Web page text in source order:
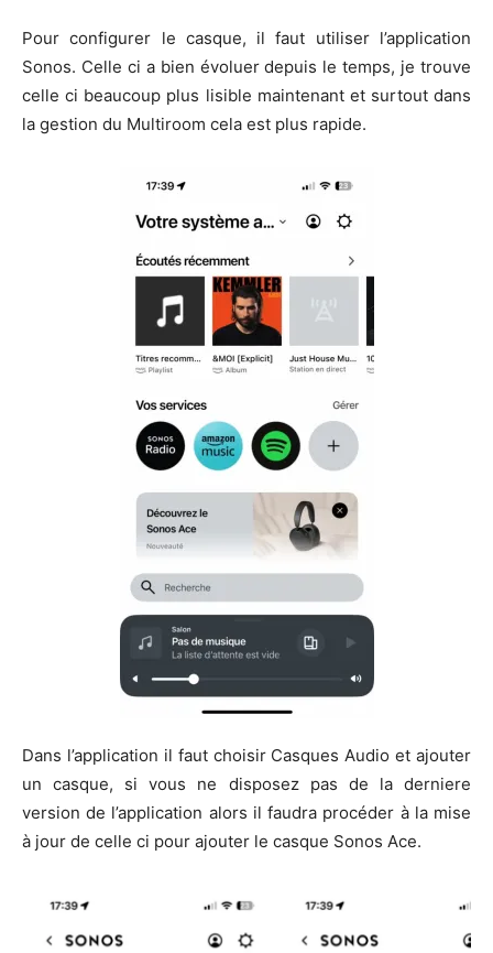
Pour configurer le casque, il faut utiliser l’application
Sonos. Celle ci a bien évoluer depuis le temps, je trouve
celle ci beaucoup plus lisible maintenant et surtout dans
la gestion du Multiroom cela est plus rapide.
Dans l’application il faut choisir Casques Audio et ajouter
un casque, si vous ne disposez pas de la derniere
version de l’application alors il faudra procéder à la mise
à jour de celle ci pour ajouter le casque Sonos Ace.